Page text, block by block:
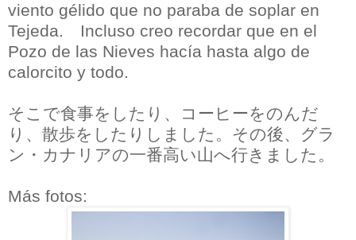
viento gélido que no paraba de soplar en
Tejeda. Incluso creo recordar que en el
Pozo de las Nieves hacía hasta algo de
calorcito y todo.
そこで食事をしたり、コーヒーをのんだ
り、散歩をしたりしました。その後、グラ
ン・カナリアの一番高い山へ行きました。
Más fotos: